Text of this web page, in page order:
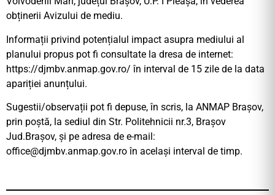
obținerii Avizului de mediu.
Informații privind potențialul impact asupra mediului al
planului propus pot fi consultate la dresa de internet:
https://djmbv.anmap.gov.ro/ în interval de 15 zile de la data
apariției anunțului.
Sugestii/observații pot fi depuse, în scris, la ANMAP Brașov,
prin poștă, la sediul din Str. Politehnicii nr.3, Brașov
Jud.Braşov, și pe adresa de e-mail:
office@djmbv.anmap.gov.roîn același interval de timp.